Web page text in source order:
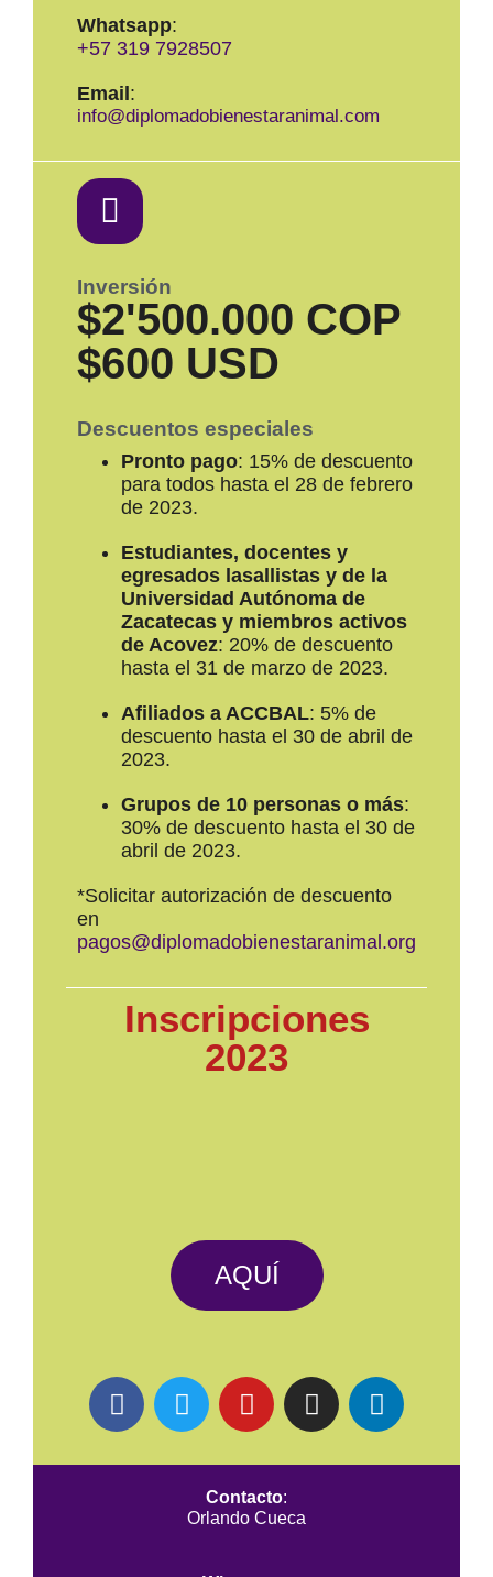
Whatsapp:
+57 319 7928507
Email :
info@diplomadobienestaranimal.com
Inversión
$2'500.000 COP
$600 USD
Descuentos especiales
Pronto pago: 15% de descuento
para todos hasta el 28 de febrero
de 2023.
Estudiantes, docentes y
egresados lasallistas y de la
Universidad Autónoma de
Zacatecas y miembros activos
de Acovez: 20% de descuento
hasta el 31 de marzo de 2023.
Afiliados a ACCBAL: 5% de
descuento hasta el 30 de abril de
2023.
Grupos de 10 personas o más:
30% de descuento hasta el 30 de
abril de 2023.
*Solicitar autorización de descuento
en
pagos@diplomadobienestaranimal.org
Inscripciones
2023
AQUÍ
Contacto:
Orlando Cueca